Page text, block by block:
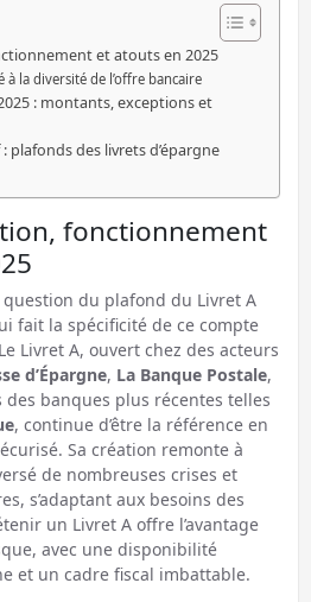
et atouts en 2025
à la diversité de l’offre bancaire
: montants, exceptions et
des livrets d’épargne
fonctionnement
du plafond du Livret A
fait la spécificité de ce compte
Livret A, ouvert chez des acteurs
d’Épargne, La Banque Postale,
banques plus récentes telles
, continue d’être la référence en
Sa création remonte à
de nombreuses crises et
s’adaptant aux besoins des
un Livret A offre l’avantage
avec une disponibilité
et un cadre fiscal imbattable.